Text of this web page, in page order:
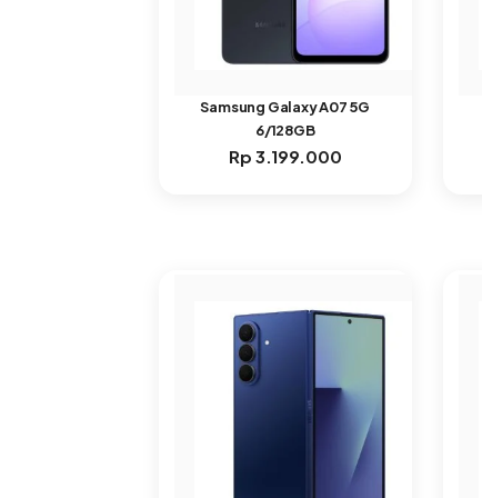
Samsung Galaxy A07 5G
6/128GB
Rp 3.199.000